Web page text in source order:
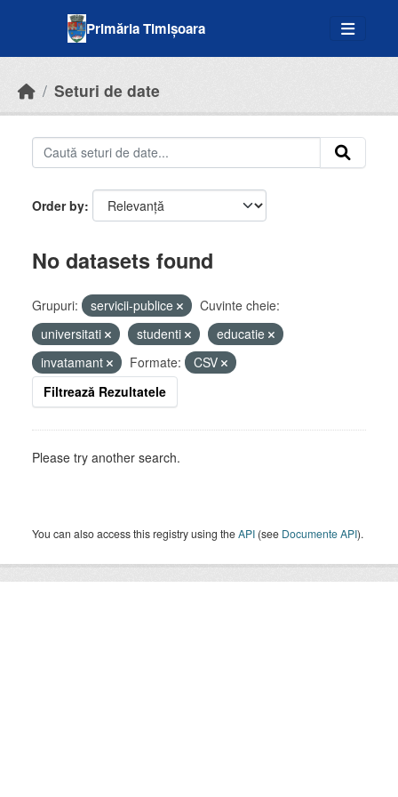
Primăria Timișoara
Seturi de date
Order by
No datasets found
Grupuri: servicii-publice
Cuvinte cheie:
universitati
studenti
educatie
invatamant
Formate:
CSV
Filtrează Rezultatele
Please try another search.
You can also access this registry using theAPI (see Documente API).